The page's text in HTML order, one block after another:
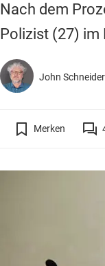
Nach dem
Polizist (27) im
John Schneider
Merken